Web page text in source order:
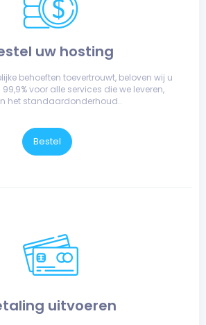
uw hosting
behoeften toevertrouwt, beloven wij u
voor alle services die we leveren,
het standaardonderhoud..
Bestel
uitvoeren